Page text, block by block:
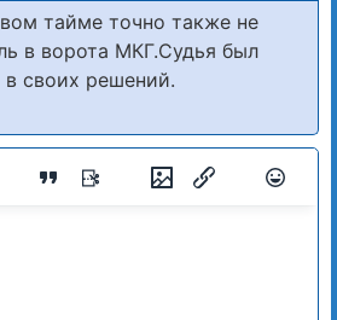
тайме точно также не
в ворота МКГ.Судья был
в своих решений.